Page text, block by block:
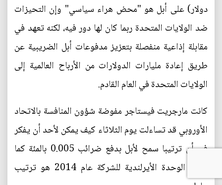
دولار) على أبل هو "محض هراء سياسي" وإن التحيزات
ضد الولايات المتحدة ربما كان لها دور فيه، لكنه تعهد في
مقابلة إذاعية منفصلة بتعزيز مدفوعات أبل الضريبية عن
طريق إعادة مليارات الدولارات من الأرباح العالمية إلى
الولايات المتحدة في العام القادم.
كانت مارجريت فيستاجر مفوضة شؤون المنافسة بالاتحاد
الأوروبي قد تساءلت يوم الثلاثاء كيف يمكن لأحد أن يفكر
في أن ترتيبا سمح لأبل بدفع ضرائب 0.005 بالمئة كما
فعلت الوحدة الأيرلندية للشركة عام 2014 هو ترتيب